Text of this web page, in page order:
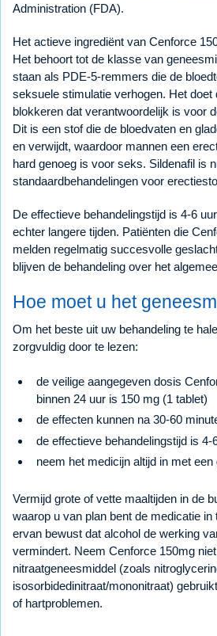
Administration (FDA).
Het actieve ingrediënt van Cenforce
Het behoort tot de klasse van
staan als PDE-5-remmers die de
seksuele stimulatie verhogen. Het doet
blokkeren dat verantwoordelijk is voor
Dit is een stof die de bloedvaten en
en verwijdt, waardoor mannen een
hard genoeg is voor seks. Sildenafil is
standaardbehandelingen voor
De effectieve behandelingstijd is 4-6
echter langere tijden. Patiënten die
melden regelmatig succesvolle
blijven de behandeling over het
Hoe moet u het
Om het beste uit uw behandeling te
zorgvuldig door te lezen:
de veilige aangegeven dosis
binnen 24 uur is 150 mg (1 tablet)
de effecten kunnen na 30-60
de effectieve behandelingstijd is 4-
neem het medicijn altijd in met
Vermijd grote of vette maaltijden in de
waarop u van plan bent de medicatie
ervan bewust dat alcohol de werking
vermindert. Neem Cenforce 150mg
nitraatgeneesmiddel (zoals
isosorbidedinitraat/mononitraat)
of hartproblemen.